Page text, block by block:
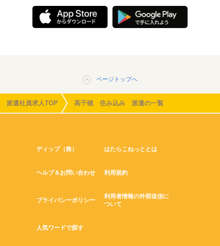
ページトップへ
派遣社員求人TOP 高千穂 住み込み 派遣の一覧
ディップ（株） はたらこねっととは
ヘルプ＆お問い合わせ 利用規約
プライバシーポリシー
利用者情報の外部送信に
ついて
人気ワードで探す